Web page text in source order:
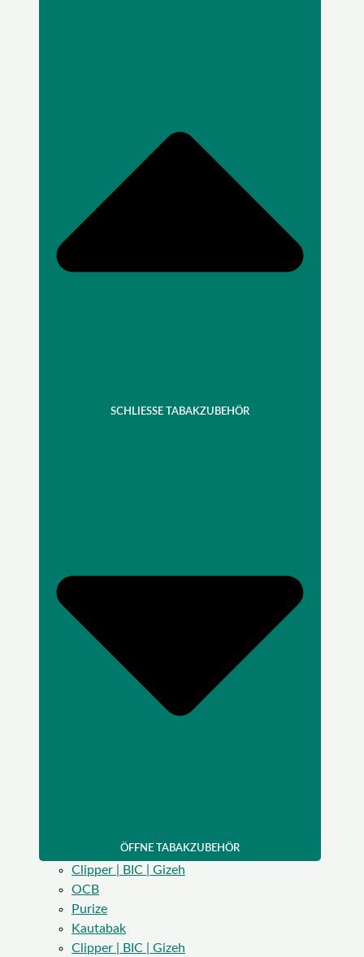
SCHLIESSE TABAKZUBEHÖR
ÖFFNE TABAKZUBEHÖR
Clipper | BIC | Gizeh
OCB
Purize
Kautabak
Clipper | BIC | Gizeh